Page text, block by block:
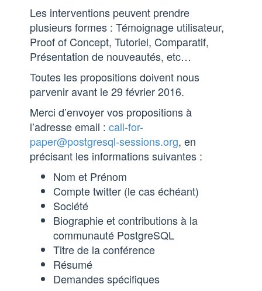
Les interventions peuvent prendre
plusieurs formes : Témoignage utilisateur,
Proof of Concept, Tutoriel, Comparatif,
Présentation de nouveautés, etc…
Toutes les propositions doivent nous
parvenir avant le 29 février 2016.
Merci d’envoyer vos propositions à
l’adresse email : call-for-
paper@postgresql-sessions.org, en
précisant les informations suivantes :
Nom et Prénom
Compte twitter (le cas échéant)
Société
Biographie et contributions à la
communauté PostgreSQL
Titre de la conférence
Résumé
Demandes spécifiques